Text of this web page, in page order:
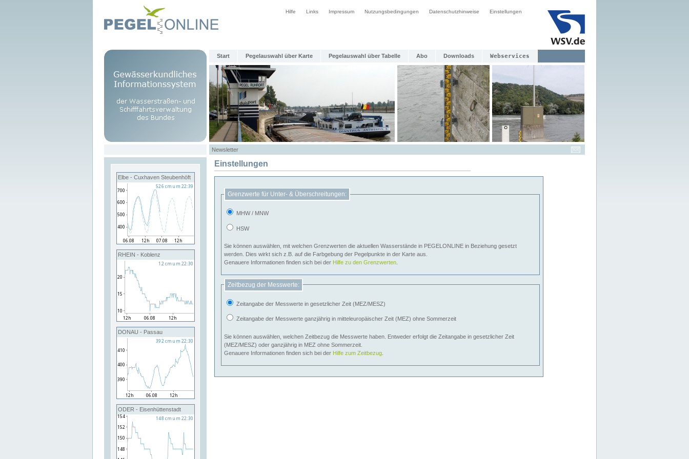
Hilfe Links Impressum Nutzungsbedingungen Datenschutzhinweise Einstellungen
Start Pegelauswahl über Karte Pegelauswahl über Tabelle Abo Downloads Webservices
Newsletter
Elbe - Cuxhaven Steubenhöft
RHEIN - Koblenz
DONAU - Passau
ODER - Eisenhüttenstadt
Einstellungen
Grenzwerte für Unter- & Überschreitungen:
MHW / MNW
HSW
Sie können auswählen, mit welchen Grenzwerten die aktuellen Wasserstände in PEGELONLINE in Beziehung gesetzt
werden. Dies wirkt sich z.B. auf die Farbgebung der Pegelpunkte in der Karte aus.
Genauere Informationen finden sich bei der Hilfe zu den Grenzwerten
Zeitbezug der Messwerte:
Zeitangabe der Messwerte in gesetzlicher Zeit (MEZ/MESZ)
Zeitangabe der Messwerte ganzjährig in mitteleuropäischer Zeit (MEZ) ohne Sommerzeit
Sie können auswählen, welchen Zeitbezug die Messwerte haben. Entweder erfolgt die Zeitangabe in gesetzlicher Zeit
(MEZ/MESZ) oder ganzjährig in MEZ ohne Sommerzeit.
Genauere Informationen finden sich bei der Hilfe zum Zeitbezug